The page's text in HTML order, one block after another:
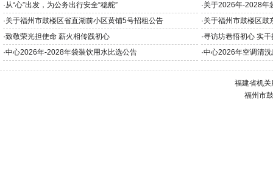
·从“心”出发，为公务出行安全“稳舵” ·关于2026年-2028年
·关于福州市鼓楼区省直湖前小区黄铺5号招租公告 ·关于福州市鼓楼区鼓
·致敬荣光担使命 薪火相传践初心 ·寻访坊巷悟初心 实
·中心2026年-2028年袋装饮用水比选公告 ·中心2026年空调清
福建省机
福州市